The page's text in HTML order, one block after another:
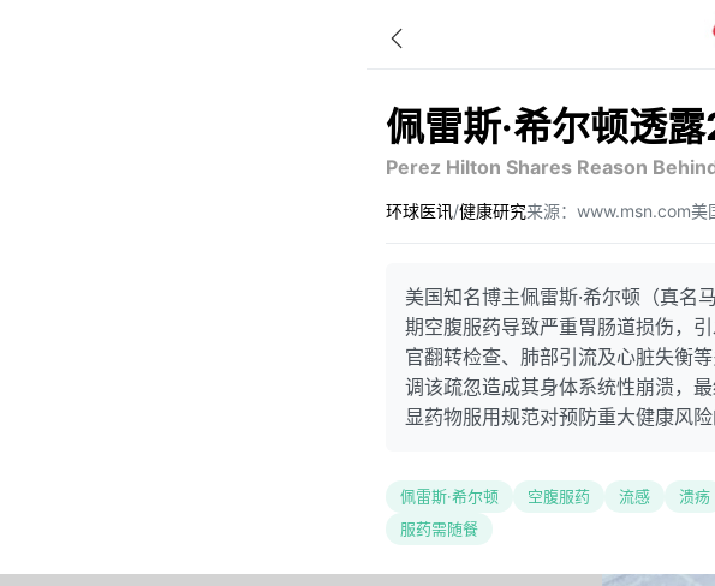
佩雷斯·希尔顿透
Perez Hilton Shares Reason
环球医讯/健康研究来源：www.msn.com美
美国知名博主佩雷斯·希尔顿（真名
期空腹服药导致严重胃肠道损伤，
官翻转检查、肺部引流及心脏失衡
调该疏忽造成其身体系统性崩溃，
显药物服用规范对预防重大健康风险
佩雷斯·希尔顿 空腹服药 流感 溃疡
服药需随餐